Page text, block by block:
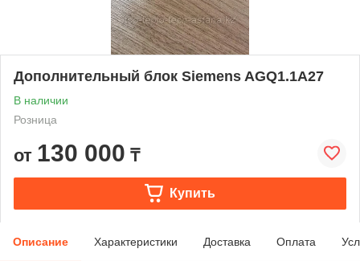
Дополнительный блок Siemens AGQ1.1A27
В наличии
Розница
от 130 000 ₸
Купить
Описание Характеристики Доставка Оплата